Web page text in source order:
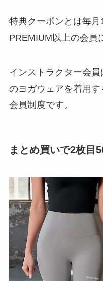
特典クーポンとは毎月
PREMIUM以上の会員
インストラクター会
のヨガウェアを着用
会員制度です。
まとめ買いで2枚目